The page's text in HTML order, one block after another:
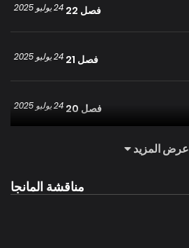
فصل 22 24 يوليو 2025
فصل 21 24 يوليو 2025
فصل 20 24 يوليو 2025
عرض المزيد
مناقشة المانجا